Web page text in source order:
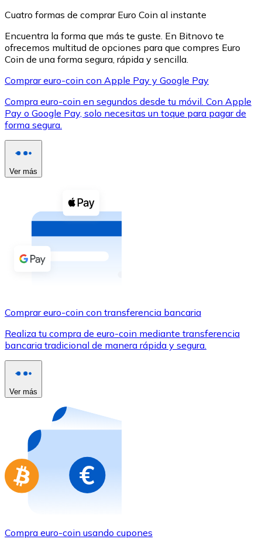
XRP
XRP
Ver todo
Compra criptomonedas con efectivo en tu tienda más
Comprar con efectivo
Transferencia SEPA
Utiliza tarjetas Visa y Mastercard para comprar
Comprar con tarjeta
Compra tarjetas regalo de tus marcas favoritas con
Ir a la tienda de tarjetas regalo
Cuatro formas de comprar Euro Coin al instante
Encuentra la forma que más te guste. En Bitnovo te
ofrecemos multitud de opciones para que compres Euro
Coin de una forma segura, rápida y sencilla.
Comprar euro-coin con Apple Pay y Google Pay
Compra euro-coin en segundos desde tu móvil. Con Apple
Pay o Google Pay, solo necesitas un toque para pagar de
forma segura.
Ver más
Comprar euro-coin con transferencia bancaria
Realiza tu compra de euro-coin mediante transferencia
bancaria tradicional de manera rápida y segura.
Ver más
Compra euro-coin usando cupones